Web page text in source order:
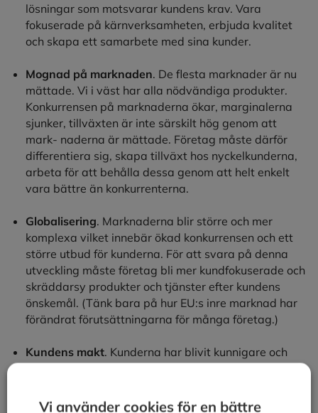
lösningar som motsvarar kundens krav. Vara
fokuserade på kärnverksamheten, erbjuda kvalitet
och skapa ett samarbete med sina kunder.
Mognad på marknaden. De flesta marknader är nu
mättade. Vi i väst har alla nödvändiga produkter.
Konkurrensen på marknaderna ökar, marginalerna
sjunker, tillväxten är inte särskilt hög genom att
mark- naderna är mättade. Företag måste därför
differentiera sig, skapa tillväxt hos nyckelkunderna,
arbeta för att behålla dessa genom att helt enkelt
vara bättre än konkurrenterna.
Globalisering. Marknaderna blir större och mer
komplexa vilket innebär ökad konkurrensen och ett
större utbud för kunderna. För att svara på denna
utveckling måste företag bli mer kundfokuserade och
skräddarsy produkter och tjänster efter kundens
önskemål. (Tänk bara på hur EU:s inre marknad har
förändrat förutsättningarna för många företag.)
Kundens makt. Kunderna har blivit kunnigare och
mer krävande genom att utbudet är större. Kunderna
taktiska i sina inköp. Det säljande företaget måste
Vi använder cookies för en bättre